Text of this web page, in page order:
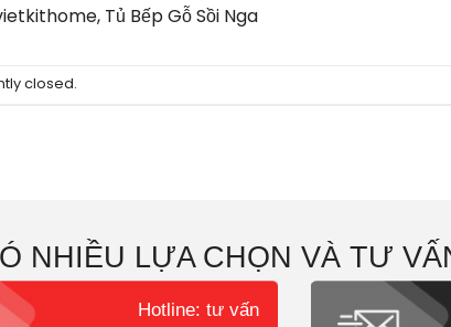
Tủ Bếp Gỗ Sồi Nga
closed.
NHIỀU LỰA CHỌN VÀ TƯ
Hotline: tư vấn